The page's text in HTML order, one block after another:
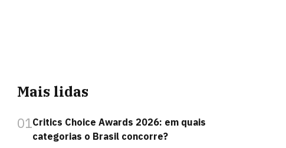
Mais lidas
01Critics Choice Awards 2026: em quais
categorias o Brasil concorre?